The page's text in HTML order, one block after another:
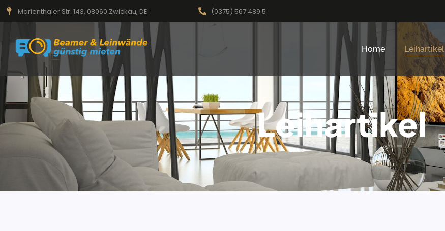
Marienthaler Str. 143, 08060 Zwickau, DE (0375) 567 489 5
Home Leihartikel
Leihartikel